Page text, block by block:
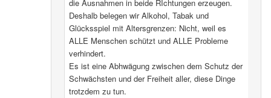
die Ausnahmen in beide RIchtungen erzeugen.
Deshalb belegen wir Alkohol, Tabak und
Glücksspiel mit Altersgrenzen: Nicht, weil es
ALLE Menschen schützt und ALLE Probleme
verhindert.
Es ist eine Abhwägung zwischen dem Schutz der
Schwächsten und der Freiheit aller, diese Dinge
trotzdem zu tun.